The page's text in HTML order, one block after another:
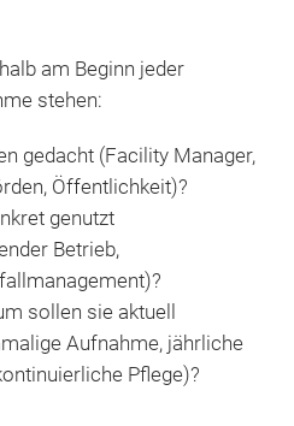
am Beginn jeder
stehen:
gedacht (Facility Manager,
Öffentlichkeit)?
genutzt
Betrieb,
sollen sie aktuell
Aufnahme, jährliche
Pflege)?